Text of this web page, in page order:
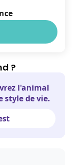
?
l'animal
style de vie.